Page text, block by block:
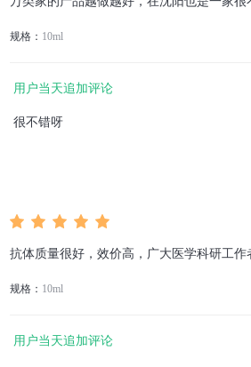
规格： 10ml
用户当天追加评论
很不错呀
抗体质量很好，效价高，广大医学科研工
规格： 10ml
用户当天追加评论